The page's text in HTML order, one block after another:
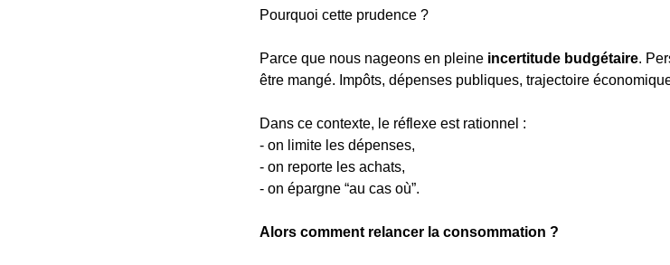
Pourquoi cette prudence ?
Parce que nous nageons en pleine incertitude budgétaire.
être mangé. Impôts, dépenses publiques, trajectoire
Dans ce contexte, le réflexe est rationnel :
- on limite les dépenses,
- on reporte les achats,
- on épargne “au cas où”.
Alors comment relancer la consommation ?